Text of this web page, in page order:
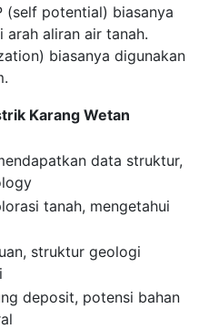
(self potential) biasanya
arah aliran air tanah.
biasanya digunakan
Karang Wetan
data struktur,
tanah, mengetahui
struktur geologi
deposit, potensi bahan